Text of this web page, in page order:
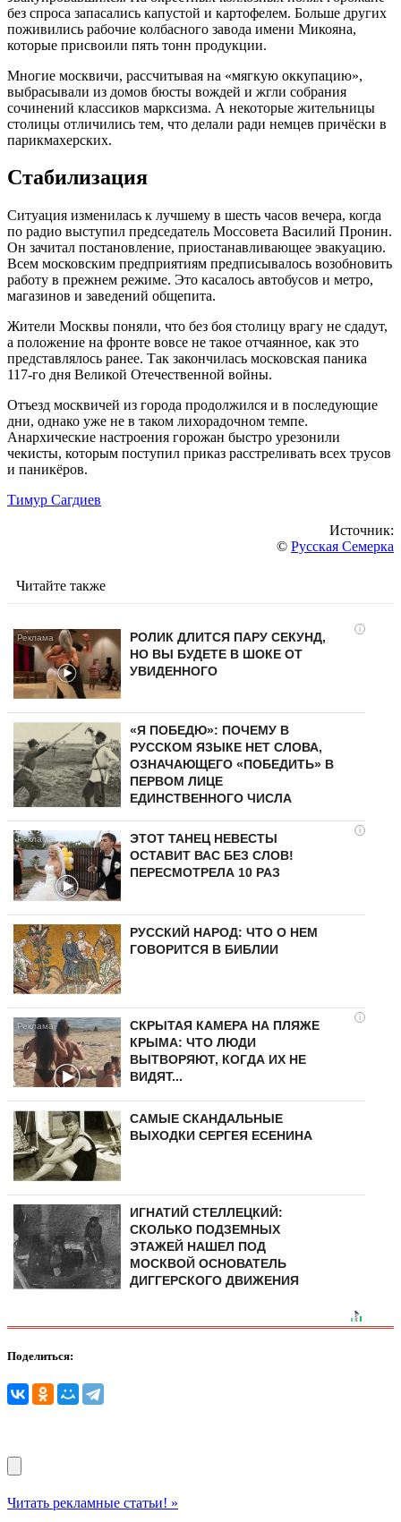
без спроса запасались капустой и картофелем. Больше других
поживились рабочие колбасного завода имени Микояна,
которые присвоили пять тонн продукции.
Многие москвичи, рассчитывая на «мягкую оккупацию»,
выбрасывали из домов бюсты вождей и жгли собрания
сочинений классиков марксизма. А некоторые жительницы
столицы отличились тем, что делали ради немцев причёски в
парикмахерских.
Стабилизация
Ситуация изменилась к лучшему в шесть часов вечера, когда
по радио выступил председатель Моссовета Василий Пронин.
Он зачитал постановление, приостанавливающее эвакуацию.
Всем московским предприятиям предписывалось возобновить
работу в прежнем режиме. Это касалось автобусов и метро,
магазинов и заведений общепита.
Жители Москвы поняли, что без боя столицу врагу не сдадут,
а положение на фронте вовсе не такое отчаянное, как это
представлялось ранее. Так закончилась московская паника
117-го дня Великой Отечественной войны.
Отъезд москвичей из города продолжился и в последующие
дни, однако уже не в таком лихорадочном темпе.
Анархические настроения горожан быстро урезонили
чекисты, которым поступил приказ расстреливать всех трусов
и паникёров.
Тимур Сагдиев
Источник:
© Русская Семерка
Читайте также
i
РОЛИК ДЛИТСЯ ПАРУ СЕКУНД,
НО ВЫ БУДЕТЕ В ШОКЕ ОТ
УВИДЕННОГО
«Я ПОБЕДЮ»: ПОЧЕМУ В
РУССКОМ ЯЗЫКЕ НЕТ СЛОВА,
ОЗНАЧАЮЩЕГО «ПОБЕДИТЬ» В
ПЕРВОМ ЛИЦЕ
ЕДИНСТВЕННОГО ЧИСЛА
i
ЭТОТ ТАНЕЦ НЕВЕСТЫ
ОСТАВИТ ВАС БЕЗ СЛОВ!
ПЕРЕСМОТРЕЛА 10 РАЗ
РУССКИЙ НАРОД: ЧТО О НЕМ
ГОВОРИТСЯ В БИБЛИИ
i
СКРЫТАЯ КАМЕРА НА ПЛЯЖЕ
КРЫМА: ЧТО ЛЮДИ
ВЫТВОРЯЮТ, КОГДА ИХ НЕ
ВИДЯТ...
САМЫЕ СКАНДАЛЬНЫЕ
ВЫХОДКИ СЕРГЕЯ ЕСЕНИНА
ИГНАТИЙ СТЕЛЛЕЦКИЙ:
СКОЛЬКО ПОДЗЕМНЫХ
ЭТАЖЕЙ НАШЕЛ ПОД
МОСКВОЙ ОСНОВАТЕЛЬ
ДИГГЕРСКОГО ДВИЖЕНИЯ
Поделиться:
Читать рекламные статьи! »